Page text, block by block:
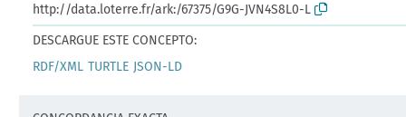
http://data.loterre.fr/ark:/67375/G9G-JVN4S8L0-L
DESCARGUE ESTE CONCEPTO:
RDF/XML TURTLE JSON-LD